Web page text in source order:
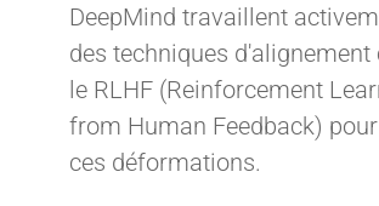
DeepMind travaillent
des techniques
le RLHF (Reinforcement
from Human Feedback)
ces déformations.